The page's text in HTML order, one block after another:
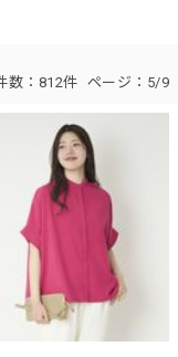
数： 812件 ページ： 5/9